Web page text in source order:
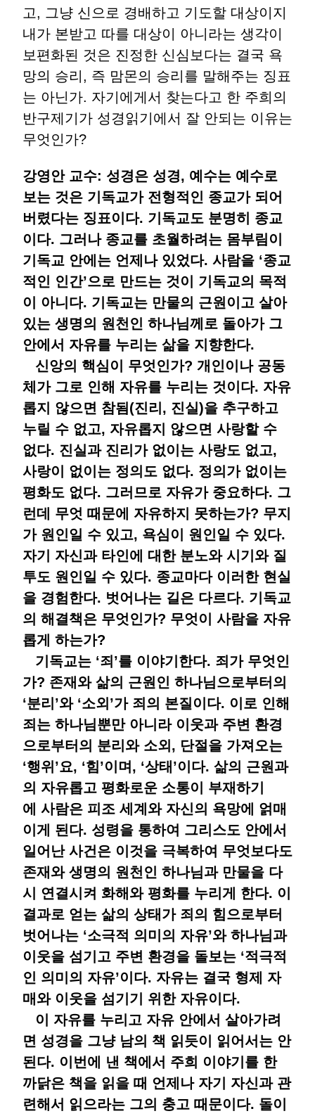
고, 그냥 신으로 경배하고 기도할 대상이지
내가 본받고 따를 대상이 아니라는 생각이
보편화된 것은 진정한 신심보다는 결국 욕
망의 승리, 즉 맘몬의 승리를 말해주는 징표
는 아닌가. 자기에게서 찾는다고 한 주희의
반구제기가 성경읽기에서 잘 안되는 이유는
무엇인가?
강영안 교수: 성경은 성경, 예수는 예수로
보는 것은 기독교가 전형적인 종교가 되어
버렸다는 징표이다. 기독교도 분명히 종교
이다. 그러나 종교를 초월하려는 몸부림이
기독교 안에는 언제나 있었다. 사람을 ‘종교
적인 인간’으로 만드는 것이 기독교의 목적
이 아니다. 기독교는 만물의 근원이고 살아
있는 생명의 원천인 하나님께로 돌아가 그
안에서 자유를 누리는 삶을 지향한다.
신앙의 핵심이 무엇인가? 개인이나 공동
체가 그로 인해 자유를 누리는 것이다. 자유
롭지 않으면 참됨(진리, 진실)을 추구하고
누릴 수 없고, 자유롭지 않으면 사랑할 수
없다. 진실과 진리가 없이는 사랑도 없고,
사랑이 없이는 정의도 없다. 정의가 없이는
평화도 없다. 그러므로 자유가 중요하다. 그
런데 무엇 때문에 자유하지 못하는가? 무지
가 원인일 수 있고, 욕심이 원인일 수 있다.
자기 자신과 타인에 대한 분노와 시기와 질
투도 원인일 수 있다. 종교마다 이러한 현실
을 경험한다. 벗어나는 길은 다르다. 기독교
의 해결책은 무엇인가? 무엇이 사람을 자유
롭게 하는가?
기독교는 ‘죄’를 이야기한다. 죄가 무엇인
가? 존재와 삶의 근원인 하나님으로부터의
‘분리’와 ‘소외’가 죄의 본질이다. 이로 인해
죄는 하나님뿐만 아니라 이웃과 주변 환경
으로부터의 분리와 소외, 단절을 가져오는
‘행위’요, ‘힘’이며, ‘상태’이다. 삶의 근원과
의 자유롭고 평화로운 소통이 부재하기
에 사람은 피조 세계와 자신의 욕망에 얽매
이게 된다. 성령을 통하여 그리스도 안에서
일어난 사건은 이것을 극복하여 무엇보다도
존재와 생명의 원천인 하나님과 만물을 다
시 연결시켜 화해와 평화를 누리게 한다. 이
결과로 얻는 삶의 상태가 죄의 힘으로부터
벗어나는 ‘소극적 의미의 자유’와 하나님과
이웃을 섬기고 주변 환경을 돌보는 ‘적극적
인 의미의 자유’이다. 자유는 결국 형제 자
매와 이웃을 섬기기 위한 자유이다.
이 자유를 누리고 자유 안에서 살아가려
면 성경을 그냥 남의 책 읽듯이 읽어서는 안
된다. 이번에 낸 책에서 주희 이야기를 한
까닭은 책을 읽을 때 언제나 자기 자신과 관
련해서 읽으라는 그의 충고 때문이다. 돌이